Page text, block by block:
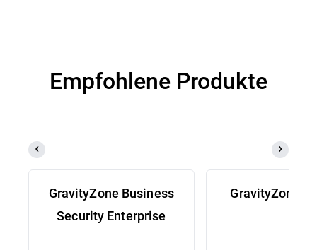
Empfohlene Produkte
GravityZone Business
Security Enterprise
GravityZone